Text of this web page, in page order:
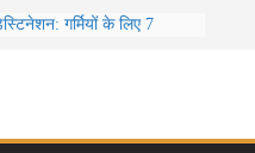
गर्मियों के लिए 7
सफर